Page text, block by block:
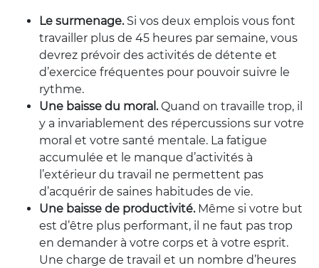
Le surmenage. Si vos deux emplois vous font
travailler plus de 45 heures par semaine, vous
devrez prévoir des activités de détente et
d’exercice fréquentes pour pouvoir suivre le
rythme.
Une baisse du moral. Quand on travaille trop, il
y a invariablement des répercussions sur votre
moral et votre santé mentale. L a fatigue
accumulée et le manque d’activités à
l’extérieur du travail ne permettent pas
d’acquérir de saines habitudes de vie.
Une baisse de productivité. Même si votre but
est d’être plus performant, il ne faut pas trop
en demander à votre corps et à votre esprit.
Une charge de travail et un nombre d’heures